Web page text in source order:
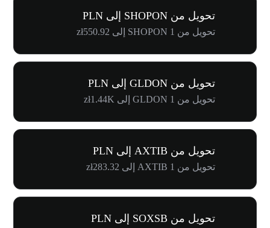
تحويل من SHOPON إلى PLN
تحويل من 1 SHOPON إلى zł550.92
تحويل من GLDON إلى PLN
تحويل من 1 GLDON إلى zł1.44K
تحويل من AXTIB إلى PLN
تحويل من 1 AXTIB إلى zł283.32
تحويل من SOXSB إلى PLN